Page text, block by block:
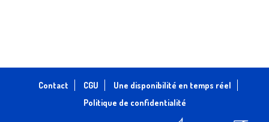
Contact CGU
Une disponibilité en temps réel
Politique de confidentialité